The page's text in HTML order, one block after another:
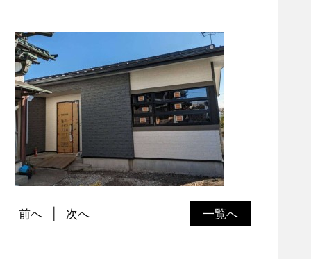
一覧へ
前へ 次へ